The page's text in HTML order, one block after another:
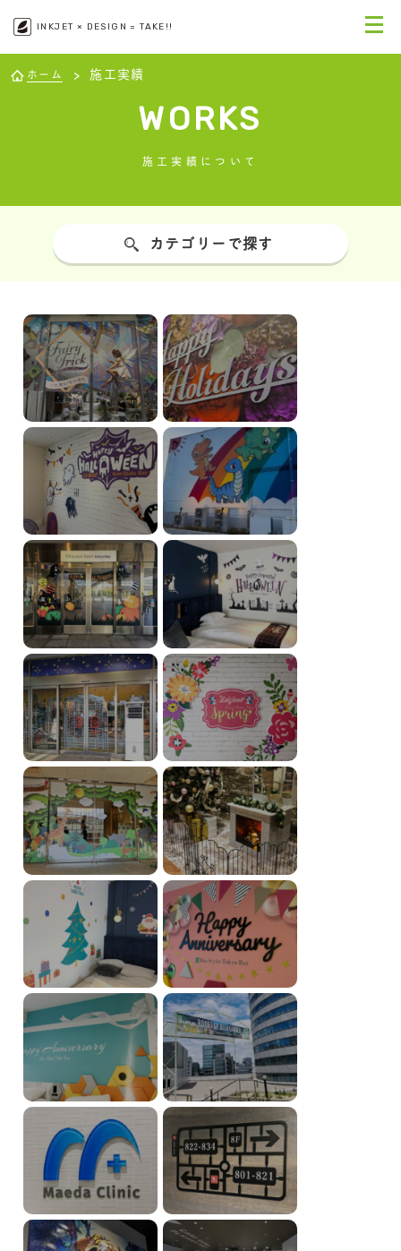
INKJET × DESIGN = TAKE!!
ホーム 施工実績
WORKS
施工実績について
カテゴリーで探す